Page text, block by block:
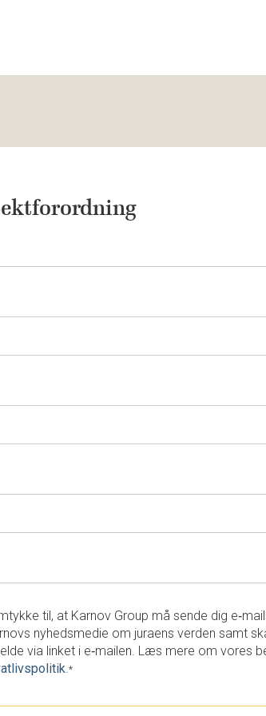
til, at Karnov Group må sende dig
nyhedsmedie om juraens verden samt
via linket i e‑mailen. Læs mere om vores
.*